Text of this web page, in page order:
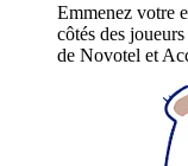
Emmenez votre
côtés des
de Novotel et